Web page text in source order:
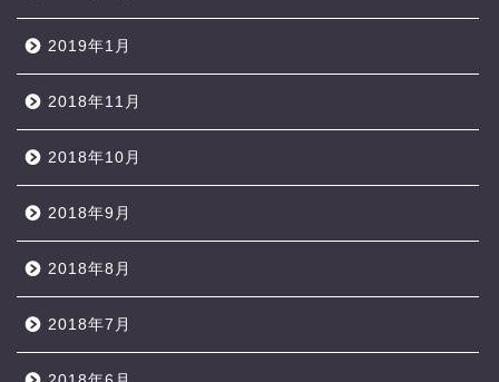
2019年1月
2018年11月
2018年10月
2018年9月
2018年8月
2018年7月